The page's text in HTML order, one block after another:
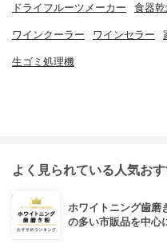
ドライフルーツメーカー 食器
ワインクーラー ワインセラー
生ゴミ処理機
よく見られている人気お
ホワイトニング歯磨
の多い市販品を中心